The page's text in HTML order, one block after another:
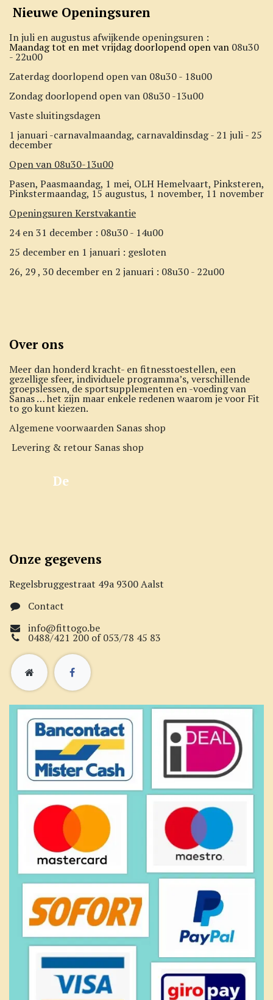
Nieuwe Openingsuren
In juli en augustus afwijkende openingsuren :
Maandag tot en met vrijdag doorlopend open van 08u30
- 22u00
Zaterdag doorlopend open van 08u30 - 18u00
Zondag doorlopend open van 08u30 -13u00
Vaste sluitingsdagen
1 januari -carnavalmaandag, carnavaldinsdag - 21 juli - 25
december
Open van 08u30-13u00
Pasen, Paasmaandag, 1 mei, OLH Hemelvaart, Pinksteren,
Pinkstermaandag, 15 augustus, 1 november, 11 november
Openingsuren Kerstvakantie
24 en 31 december : 08u30 - 14u00
25 december en 1 januari : gesloten
26, 29 , 30 december en 2 januari : 08u30 - 22u00
Over ons
Meer dan honderd kracht- en fitnesstoestellen, een
gezellige sfeer, individuele programma’s, verschillende
groepslessen, de sportsupplementen en -voeding van
Sanas … het zijn maar enkele redenen waarom je voor Fit
to go kunt kiezen.
Algemene voorwaarden Sanas shop
Levering & retour Sanas shop
De
Onze gegevens
Regelsbruggestraat 49a 9300 Aalst
Contact
info@fittogo.be
0488/421 200 of 053/78 45 83